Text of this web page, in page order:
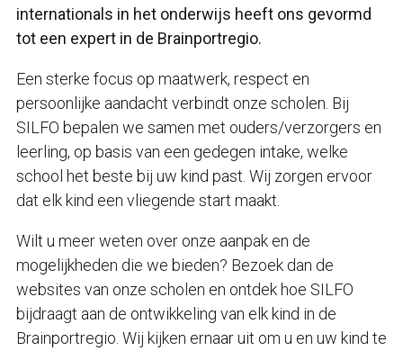
internationals in het onderwijs heeft ons gevormd
tot een expert in de Brainportregio.
Een sterke focus op maatwerk, respect en
persoonlijke aandacht verbindt onze scholen. Bij
SILFO bepalen we samen met ouders/verzorgers en
leerling, op basis van een gedegen intake, welke
school het beste bij uw kind past. Wij zorgen ervoor
dat elk kind een vliegende start maakt.
Wilt u meer weten over onze aanpak en de
mogelijkheden die we bieden? Bezoek dan de
websites van onze scholen en ontdek hoe SILFO
bijdraagt aan de ontwikkeling van elk kind in de
Brainportregio. Wij kijken ernaar uit om u en uw kind te